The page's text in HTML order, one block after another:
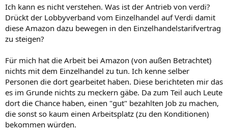
Ich kann es nicht verstehen. Was ist der Antrieb von verdi?
Drückt der Lobbyverband vom Einzelhandel auf Verdi damit
diese Amazon dazu bewegen in den Einzelhandelstarifvertrag
zu steigen?
Für mich hat die Arbeit bei Amazon (von außen Betrachtet)
nichts mit dem Einzelhandel zu tun. Ich kenne selber
Personen die dort gearbeitet haben. Diese berichteten mir das
es im Grunde nichts zu meckern gäbe. Da zum Teil auch Leute
dort die Chance haben, einen "gut" bezahlten Job zu machen,
die sonst so kaum einen Arbeitsplatz (zu den Konditionen)
bekommen würden.